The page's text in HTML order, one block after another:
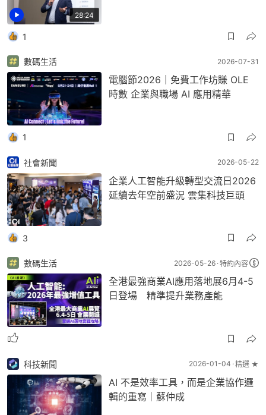
28:24
1
數碼生活 2026-07-31
電腦節2026｜免費工作坊賺 OLE
時數 企業與職場 AI 應用精華
1
社會新聞 2026-05-22
企業人工智能升級轉型交流日2026
延續去年空前盛況 雲集科技巨頭
3
數碼生活 2026-05-26 特約內容
全港最強商業AI應用落地展6月4-5
日登場 精準提升業務產能
科技新聞 2026-01-04 精選 ★
AI 不是效率工具，而是企業協作邏
輯的重寫｜蘇仲成